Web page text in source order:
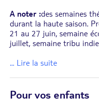
A noter :des semaines
durant la haute saison.
21 au 27 juin, semaine
juillet, semaine tribu
... Lire la suite
Pour vos enfants